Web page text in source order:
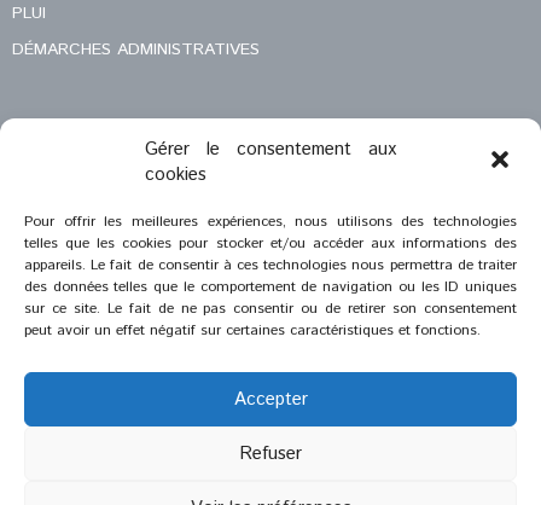
Gérer le consentement aux
cookies
Pour offrir les meilleures expériences, nous utilisons des technologies
telles que les cookies pour stocker et/ou accéder aux informations des
appareils. Le fait de consentir à ces technologies nous permettra de traiter
des données telles que le comportement de navigation ou les ID uniques
sur ce site. Le fait de ne pas consentir ou de retirer son consentement
peut avoir un effet négatif sur certaines caractéristiques et fonctions.
Accepter
Refuser
PLUI
DÉMARCHES ADMINISTRATIVES
MENTIONS LÉGALES